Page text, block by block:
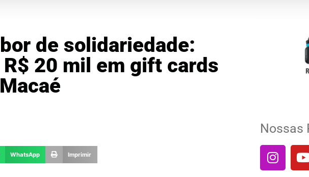
de solidariedade:
20 mil em gift cards
WhatsApp Imprimir
Nossas